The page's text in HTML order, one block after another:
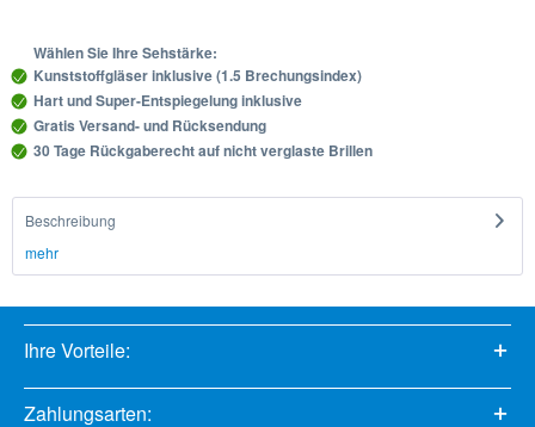
Wählen Sie Ihre Sehstärke:
Kunststoffgläser inklusive (1.5 Brechungsindex)
Hart und Super-Entspiegelung inklusive
Gratis Versand- und Rücksendung
30 Tage Rückgaberecht auf nicht verglaste Brillen
Beschreibung
mehr
Ihre Vorteile:
Zahlungsarten: